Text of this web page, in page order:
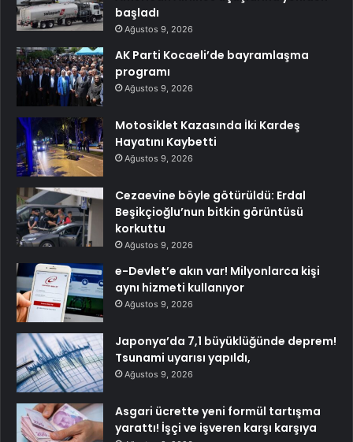
başladı
Ağustos 9, 2026
AK Parti Kocaeli’de bayramlaşma
programı
Ağustos 9, 2026
Motosiklet Kazasında İki Kardeş
Hayatını Kaybetti
Ağustos 9, 2026
Cezaevine böyle götürüldü: Erdal
Beşikçioğlu’nun bitkin görüntüsü
korkuttu
Ağustos 9, 2026
e-Devlet’e akın var! Milyonlarca kişi
aynı hizmeti kullanıyor
Ağustos 9, 2026
Japonya’da 7,1 büyüklüğünde deprem!
Tsunami uyarısı yapıldı,
Ağustos 9, 2026
Asgari ücrette yeni formül tartışma
yarattı! İşçi ve işveren karşı karşıya